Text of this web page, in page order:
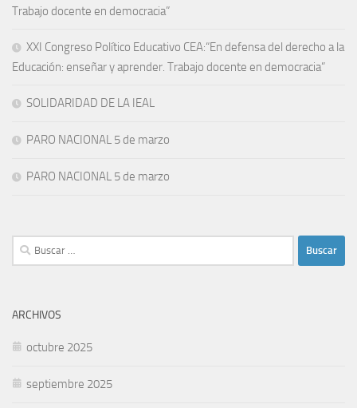
Trabajo docente en democracia”
XXI Congreso Político Educativo CEA:“En defensa del derecho a la
Educación: enseñar y aprender. Trabajo docente en democracia”
SOLIDARIDAD DE LA IEAL
PARO NACIONAL 5 de marzo
PARO NACIONAL 5 de marzo
Buscar:
ARCHIVOS
octubre 2025
septiembre 2025